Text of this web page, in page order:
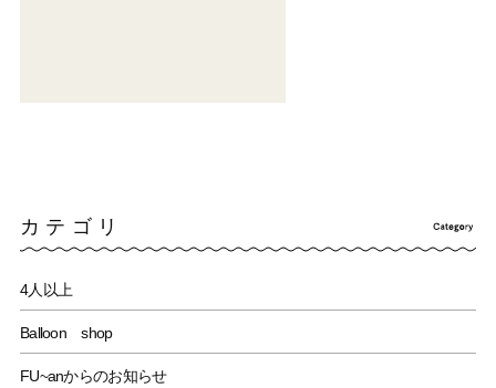
カテゴリ
4人以上
Balloon shop
FU~anからのお知らせ